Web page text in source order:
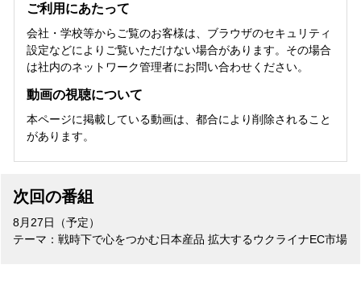
ご利用にあたって
会社・学校等からご覧のお客様は、ブラウザのセキュリティ
設定などによりご覧いただけない場合があります。その場合
は社内のネットワーク管理者にお問い合わせください。
動画の視聴について
本ページに掲載している動画は、都合により削除されること
があります。
次回の番組
8月27日（予定）
テーマ：戦時下で心をつかむ日本産品 拡大するウクライナEC市場